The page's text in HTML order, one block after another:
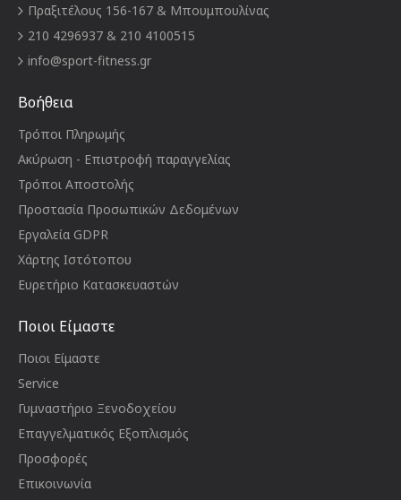
Πραξιτέλους 156-167 & Μπουμπουλίνας
210 4296937 & 210 4100515
info@sport-fitness.gr
Βοήθεια
Τρόποι Πληρωμής
Ακύρωση - Επιστροφή παραγγελίας
Τρόποι Αποστολής
Προστασία Προσωπικών Δεδομένων
Εργαλεία GDPR
Χάρτης Ιστότοπου
Ευρετήριο Κατασκευαστών
Ποιοι Είμαστε
Ποιοι Είμαστε
Service
Γυμναστήριο Ξενοδοχείου
Επαγγελματικός Εξοπλισμός
Προσφορές
Επικοινωνία